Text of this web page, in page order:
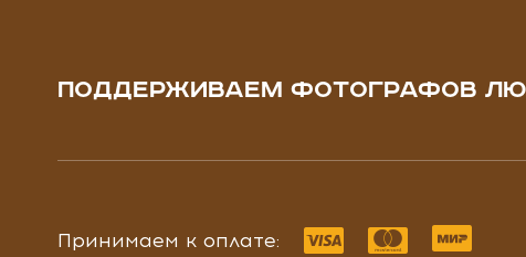
ПОДДЕРЖИВАЕМ ФОТОГРАФОВ
Принимаем к оплате: